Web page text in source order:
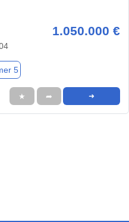
1.050.000 €
5
★ ➦ ➜